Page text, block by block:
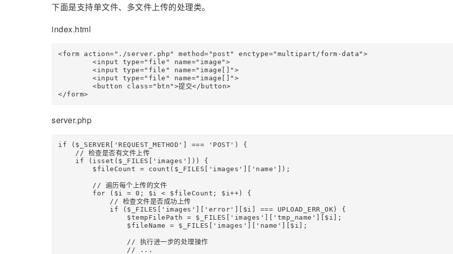
下面是支持单文件、多文件上传的处理类。
index.html
<form action="./server.php" method="post" enctype="multipart/form-data">
        <input type="file" name="image">
        <input type="file" name="image[]">
        <input type="file" name="image[]">
        <button class="btn">提交</button>
server.php
if ($_SERVER['REQUEST_METHOD'] === 'POST') {
    // 检查是否有文件上传
    if (isset($_FILES['images'])) {
        $fileCount = count($_FILES['images']['name']);
        // 遍历每个上传的文件
        for ($i = 0; $i < $fileCount; $i++) {
            // 检查文件是否成功上传
            if ($_FILES['images']['error'][$i] === UPLOAD_ERR_OK) {
                $tempFilePath = $_FILES['images']['tmp_name'][$i];
                $fileName = $_FILES['images']['name'][$i];
                // 执行进一步的处理操作
                // ...